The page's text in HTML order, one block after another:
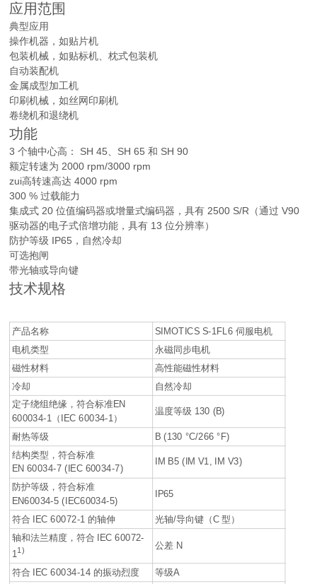
应用范围
典型应用
操作机器，如贴片机
包装机械，如贴标机、枕式包装机
自动装配机
金属成型加工机
印刷机械，如丝网印刷机
卷绕机和退绕机
功能
3 个轴中心高： SH 45、SH 65 和 SH 90
额定转速为 2000 rpm/3000 rpm
zui高转速高达 4000 rpm
300 % 过载能力
集成式 20 位值编码器或增量式编码器，具有 2500 S/R（通过 V90
驱动器的电子式倍增功能，具有 13 位分辨率）
防护等级 IP65，自然冷却
可选抱闸
带光轴或导向键
技术规格
产品名称 SIMOTICS S-1FL6 伺服电机
电机类型
永磁同步电机
磁性材料
高性能磁性材料
冷却
自然冷却
定子绕组绝缘，符合标准EN
600034-1（IEC 60034-1）
温度等级 130 (B)
耐热等级
B (130 °C/266 °F)
结构类型，符合标准
EN 60034-7 (IEC 60034-7)
IM B5 (IM V1, IM V3)
防护等级，符合标准
EN60034-5 (IEC60034-5)
IP65
符合 IEC 60072-1 的轴伸 光轴/导向键（C 型）
轴和法兰精度，符合 IEC 60072-
1 1) 公差 N
符合 IEC 60034-14 的振动烈度
等级A